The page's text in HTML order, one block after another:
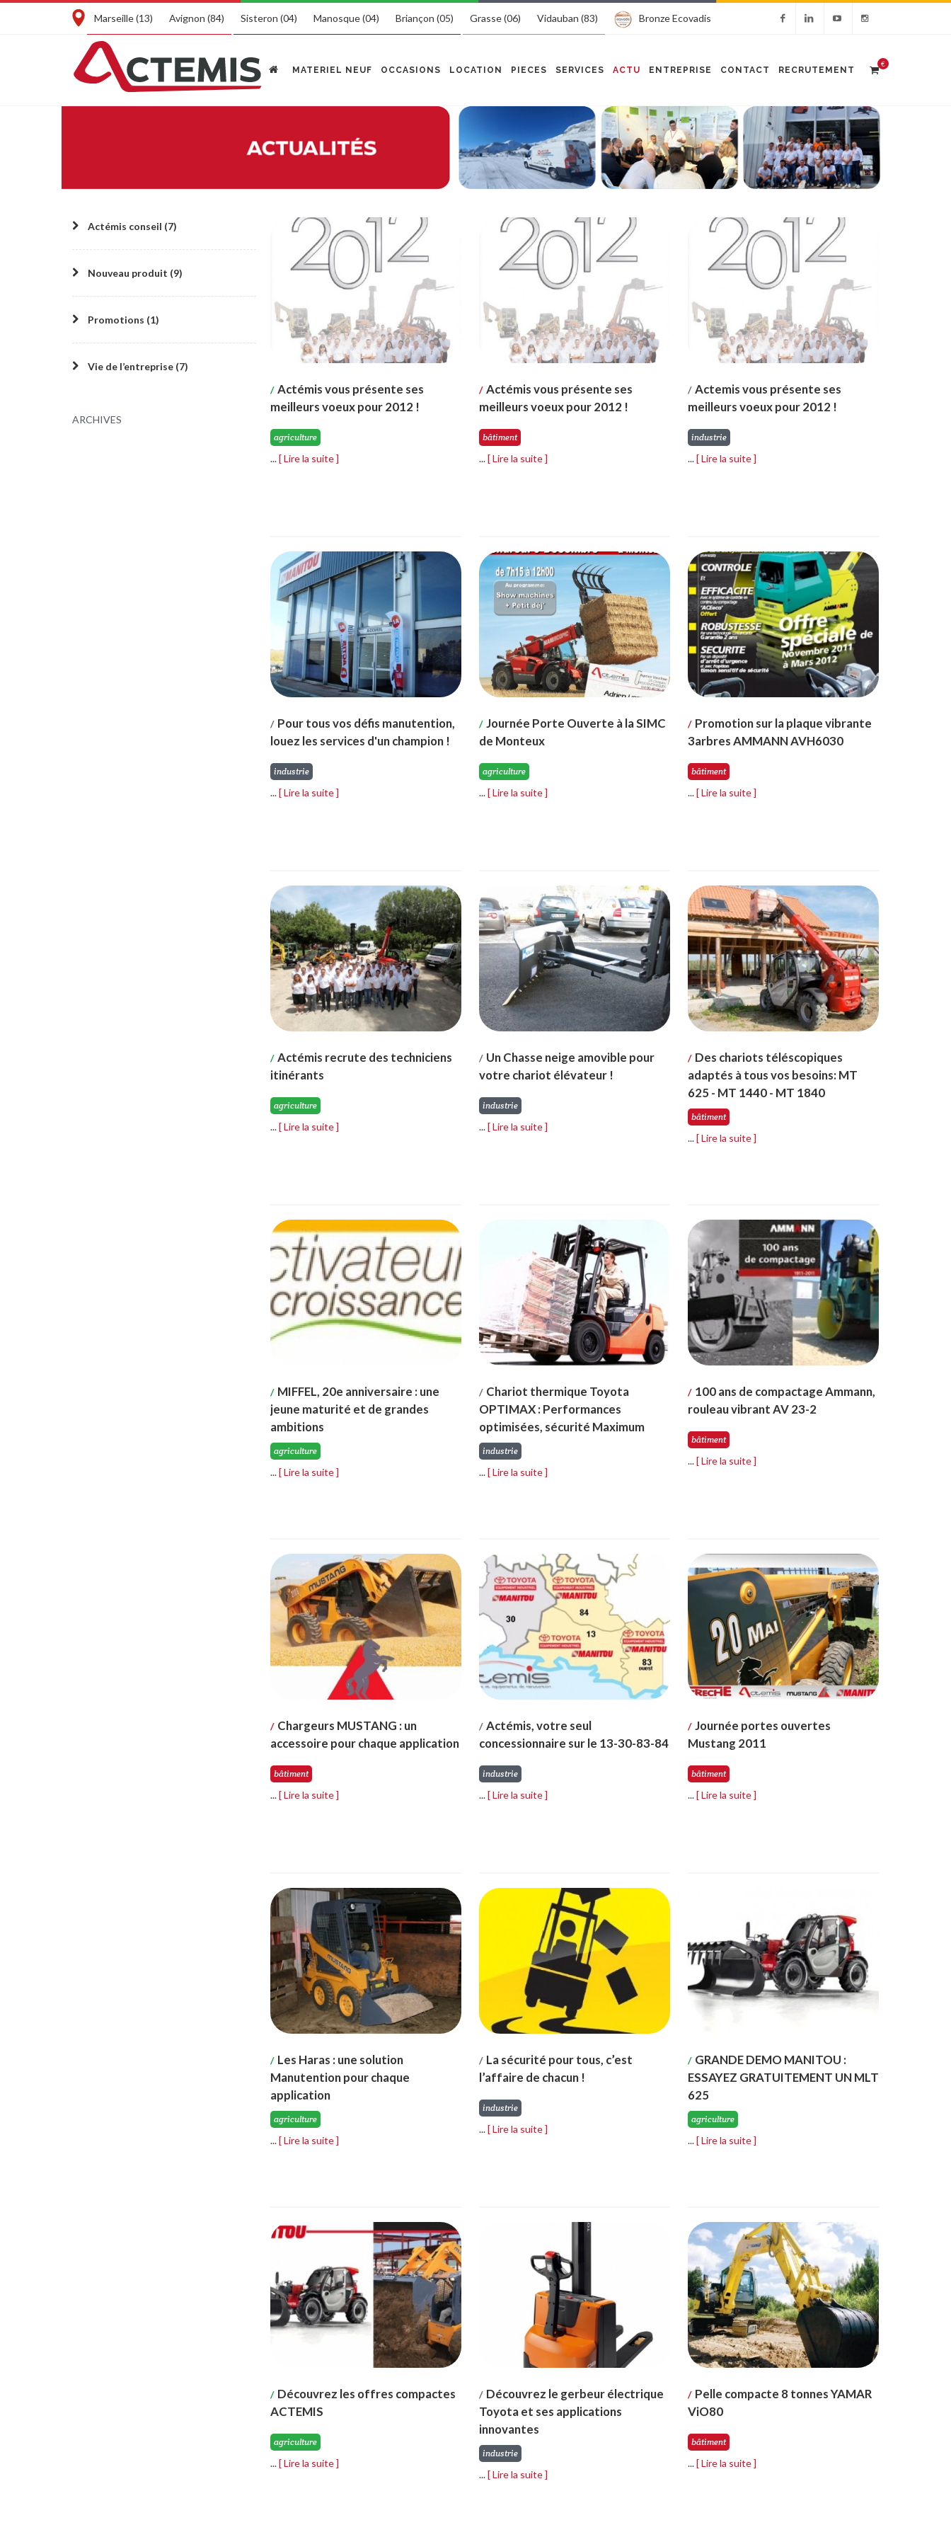
Marseille (13) Avignon (84) Sisteron (04) Manosque (04) Briançon (05) Grasse (06) Vidauban (83) Bronze Ecovadis
MATERIEL NEUF OCCASIONS LOCATION PIECES SERVICES ACTU ENTREPRISE CONTACT RECRUTEMENT
€
Actémis conseil (7)
Nouveau produit (9)
Promotions (1)
Vie de l’entreprise (7)
ARCHIVES
/ Actémis vous présente ses
meilleurs voeux pour 2012 !
agriculture
...[ Lire la suite ]
/ Actémis vous présente ses
meilleurs voeux pour 2012 !
bâtiment
...[ Lire la suite ]
/ Actemis vous présente ses
meilleurs voeux pour 2012 !
industrie
...[ Lire la suite ]
/ Pour tous vos défis manutention,
louez les services d'un champion !
industrie
...[ Lire la suite ]
/ Journée Porte Ouverte à la SIMC
de Monteux
agriculture
...[ Lire la suite ]
/ Promotion sur la plaque vibrante
3arbres AMMANN AVH6030
bâtiment
...[ Lire la suite ]
/ Actémis recrute des techniciens
itinérants
agriculture
...[ Lire la suite ]
/ Un Chasse neige amovible pour
votre chariot élévateur !
industrie
...[ Lire la suite ]
/ Des chariots téléscopiques
adaptés à tous vos besoins: MT
625 - MT 1440 - MT 1840
bâtiment
...[ Lire la suite ]
/ MIFFEL, 20e anniversaire : une
jeune maturité et de grandes
ambitions
agriculture
...[ Lire la suite ]
/ Chariot thermique Toyota
OPTIMAX : Performances
optimisées, sécurité Maximum
industrie
...[ Lire la suite ]
/ 100 ans de compactage Ammann,
rouleau vibrant AV 23-2
bâtiment
...[ Lire la suite ]
/ Chargeurs MUSTANG : un
accessoire pour chaque application
bâtiment
...[ Lire la suite ]
/ Actémis, votre seul
concessionnaire sur le 13-30-83-84
industrie
...[ Lire la suite ]
/ Journée portes ouvertes
Mustang 2011
bâtiment
...[ Lire la suite ]
/ Les Haras : une solution
Manutention pour chaque
application
agriculture
...[ Lire la suite ]
/ La sécurité pour tous, c’est
l’affaire de chacun !
industrie
...[ Lire la suite ]
/ GRANDE DEMO MANITOU :
ESSAYEZ GRATUITEMENT UN MLT
625
agriculture
...[ Lire la suite ]
/ Découvrez les offres compactes
ACTEMIS
agriculture
...[ Lire la suite ]
/ Découvrez le gerbeur électrique
Toyota et ses applications
innovantes
industrie
...[ Lire la suite ]
/ Pelle compacte 8 tonnes YAMAR
ViO80
bâtiment
...[ Lire la suite ]